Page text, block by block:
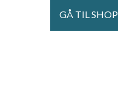
GÅ TIL SHOP